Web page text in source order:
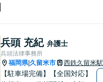
い！
兵頭 充紀 弁護士
兵頭法律事務所
福岡県|久留米市 西鉄久留米駅
【駐車場完備】【全国対応】